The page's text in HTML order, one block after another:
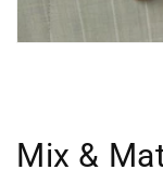
Mix &